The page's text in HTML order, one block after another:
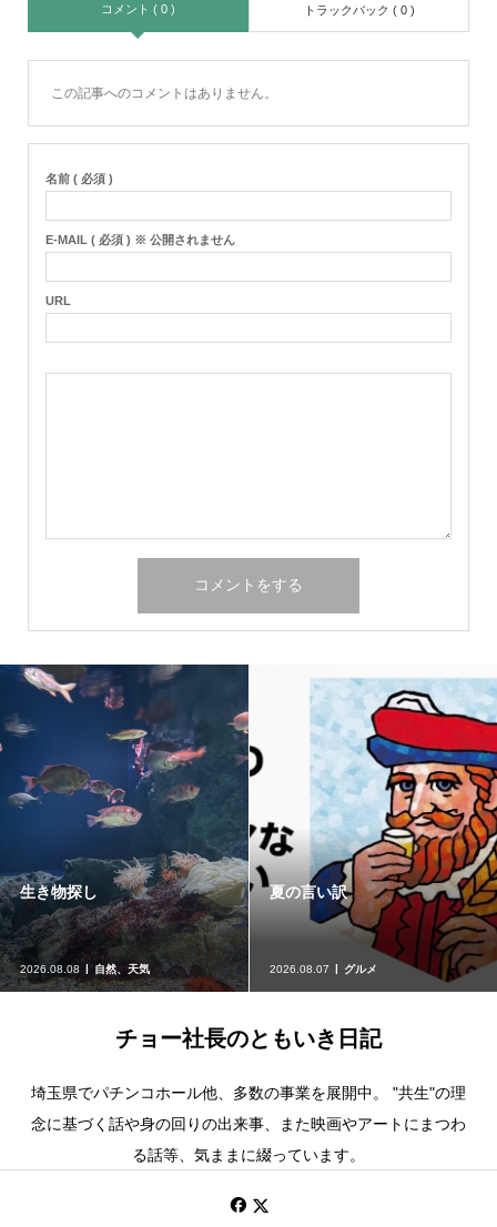
コメント ( 0 ) トラックバック ( 0 )
この記事へのコメントはありません。
名前 ( 必須 )
E-MAIL ( 必須 ) ※ 公開されません
URL
生き物探し
2026.08.08 自然、天気
夏の言い訳
2026.08.07 グルメ
チョー社長のともいき日記
埼玉県でパチンコホール他、多数の事業を展開中。 "共生"の理
念に基づく話や身の回りの出来事、また映画やアートにまつわ
る話等、気ままに綴っています。